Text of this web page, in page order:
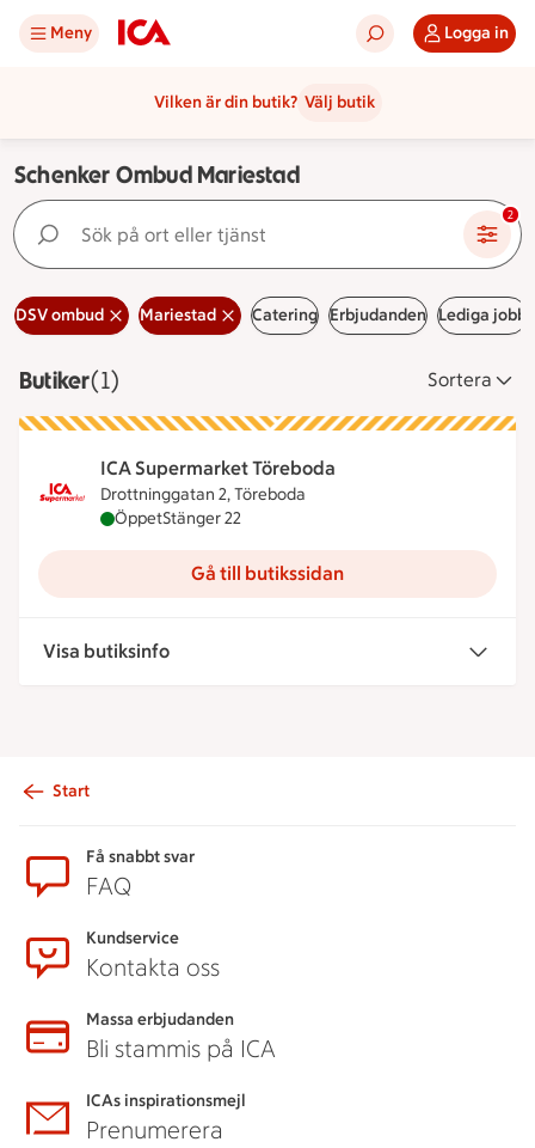
Meny Logga in
Vilken är din butik? Välj butik
Schenker Ombud Mariestad
Sök på ort eller tjänst 2
DSV ombud Mariestad Catering Erbjudanden Lediga jobb
ButikerVisar 1 stycken
(1) Sortera
ICA Supermarket Töreboda
Drottninggatan 2, Töreboda
ICA Supermarket Töreboda är öppen nu, stänger
ÖppetStänger 22
Gå till butikssidan
Visa butiksinfo
Start
Få snabbt svar
FAQ
Kundservice
Kontakta oss
Massa erbjudanden
Bli stammis på ICA
ICAs inspirationsmejl
Prenumerera